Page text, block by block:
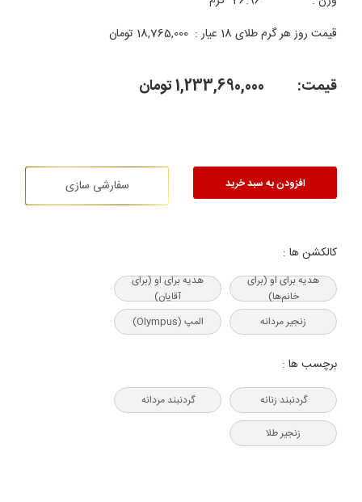
قیمت روز هر گرم طلای 18 عیار :
18,765,000 تومان
قیمت: 1,233,690,000تومان
افزودن به سبد خرید سفارشی سازی
کالکشن ها :
هدیه‌ برای او (برای
خانم‌ها)
هدیه‌ برای او (برای
آقایان)
زنجیر مردانه
المپ (Olympus)
برچسب ها :
گردنبند زنانه گردنبند مردانه
زنجیر طلا